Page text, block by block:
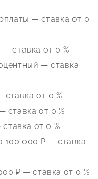
— ставка от 0
ставка от 0 %
— ставка
ставка от 0 %
ставка от 0 %
от 0 %
100 000 ₽ — ставка
₽ — ставка от 0 %